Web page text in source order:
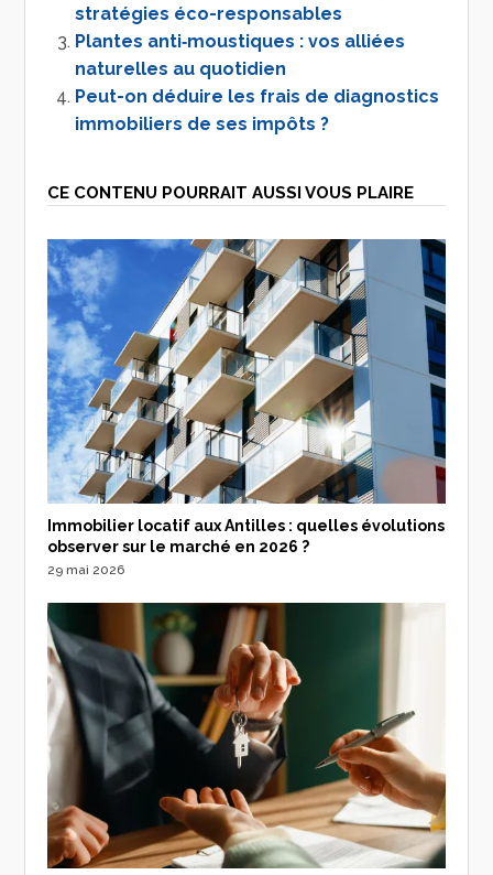
stratégies éco-responsables
Plantes anti‐moustiques : vos alliées
naturelles au quotidien
Peut-on déduire les frais de diagnostics
immobiliers de ses impôts ?
CE CONTENU POURRAIT AUSSI VOUS PLAIRE
Immobilier locatif aux Antilles : quelles évolutions
observer sur le marché en 2026 ?
29 mai 2026